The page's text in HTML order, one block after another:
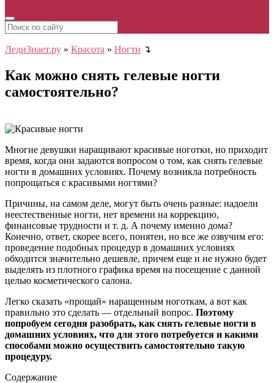
ЛедиЗнает.ру » Красота » Ногти ↴
Как можно снять гелевые ногти
самостоятельно?
Многие девушки наращивают красивые ноготки, но приходит
время, когда они задаются вопросом о том, как снять гелевые
ногти в домашних условиях. Почему возникла потребность
попрощаться с красивыми ногтями?
Причины, на самом деле, могут быть очень разные: надоели
неестественные ногти, нет времени на коррекцию,
финансовые трудности и т. д. А почему именно дома?
Конечно, ответ, скорее всего, понятен, но все же озвучим его:
проведение подобных процедур в домашних условиях
обходится значительно дешевле, причем еще и не нужно будет
выделять из плотного графика время на посещение с данной
целью косметического салона.
Легко сказать «прощай» наращенным ноготкам, а вот как
правильно это сделать — отдельный вопрос. Поэтому
попробуем сегодня разобрать, как снять гелевые ногти в
домашних условиях, что для этого потребуется и какими
способами можно осуществить самостоятельно такую
процедуру.
Содержание